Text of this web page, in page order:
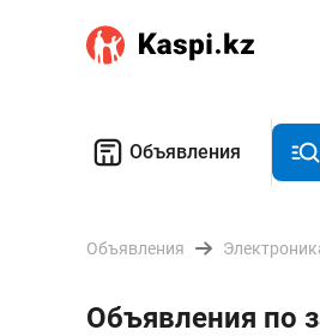
Объявления
Объявления
Объявления по